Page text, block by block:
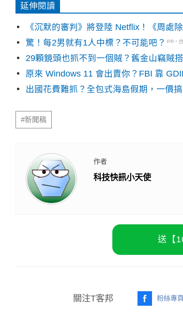
延伸閱讀
《沉默的審判》將登陸 Netflix！《周處
驚！每2男就有1人中標？不可能吧？
PR・
29顆鏡頭也抓不到一個賊？舊金山竊賊
原來 Windows 11 會出賣你？FBI 靠
出國花費難抓？全包式海島假期，一價
#新聞稿
作者
科技快訊小天使
送【
關注T客邦 粉絲專頁